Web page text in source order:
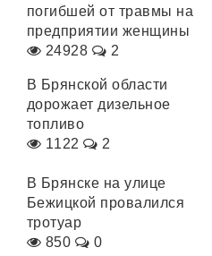
погибшей от травмы на
предприятии женщины
24928
2
В Брянской области
дорожает дизельное
топливо
1122
2
В Брянске на улице
Бежицкой провалился
тротуар
850
0